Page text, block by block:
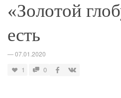
«Золотой
есть
—07.01.2020
1 0